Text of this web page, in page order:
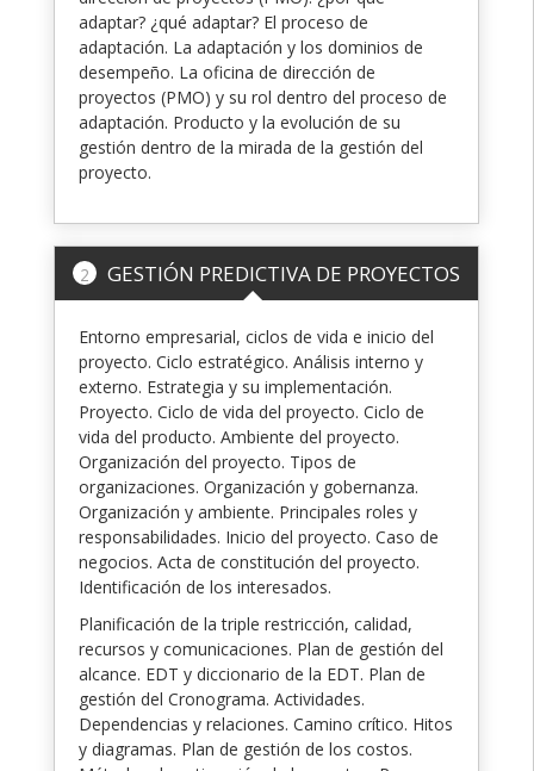
adaptar? ¿qué adaptar? El proceso de
adaptación. La adaptación y los dominios de
desempeño. La oficina de dirección de
proyectos (PMO) y su rol dentro del proceso de
adaptación. Producto y la evolución de su
gestión dentro de la mirada de la gestión del
proyecto.
2 GESTIÓN PREDICTIVA DE PROYECTOS
Entorno empresarial, ciclos de vida e inicio del
proyecto. Ciclo estratégico. Análisis interno y
externo. Estrategia y su implementación.
Proyecto. Ciclo de vida del proyecto. Ciclo de
vida del producto. Ambiente del proyecto.
Organización del proyecto. Tipos de
organizaciones. Organización y gobernanza.
Organización y ambiente. Principales roles y
responsabilidades. Inicio del proyecto. Caso de
negocios. Acta de constitución del proyecto.
Identificación de los interesados.
Planificación de la triple restricción, calidad,
recursos y comunicaciones. Plan de gestión del
alcance. EDT y diccionario de la EDT. Plan de
gestión del Cronograma. Actividades.
Dependencias y relaciones. Camino crítico. Hitos
y diagramas. Plan de gestión de los costos.